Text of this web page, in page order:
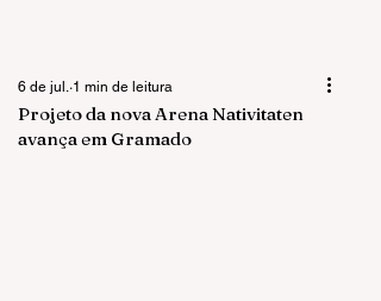
Projeto da nova Arena Nativitaten
avança em Gramado
6 de jul. 1 min de leitura